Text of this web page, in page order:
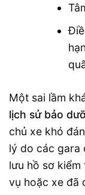
Một sai lầm
lịch sử bảo
chủ xe khó
lý do các gara
lưu hồ sơ
vụ hoặc xe đã